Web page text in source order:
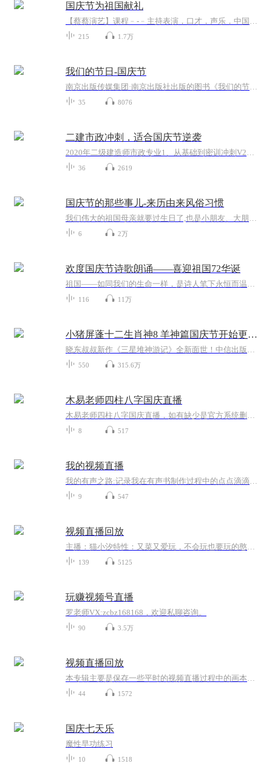
国庆节为祖国献礼
【蔡蔡演艺】课程﹣-﹣主持表演，口才，声乐，中国舞，民族舞。独特的小舞台，专业的录音棚，每一位同学都能成为优秀的小明星。独特的教学模式，轻松上课，快乐学习！知名主持人，舞蹈家，高级教师任职授课！江南总校：河沟街42号三楼 18545856430江北分校...
215 1.7万
我们的节日-国庆节
南京出版传媒集团·南京出版社出版的图书《我们的节日》通过对中国节日文化和节日意义进行深度的挖掘，面向青少年群体构建独具特色的栏目内容，以此丰富春节、元宵节、清明节、端午节、七夕节、中秋节、重阳节等传统节日；六一节、教师节、国庆节等新兴节日的文化内涵和表现形式。促进青少年形成新的节日习俗，提升节日仪式感、认同感。音频作品由金陵朗读者联盟志愿者朗诵，南京音像出版社、金陵图书馆联合制作。
35 8076
二建市政冲刺，适合国庆节逆袭
2020年二级建造师市政专业1、从基础到密训冲刺V2、从精华课程到超压密押V3、0基础同步更新v4、持续更新到2020年考试V5、只要你跟着学让你一次稳拿证V6、渠道超压压题，超压三页纸等独家绝密压题!
36 2619
国庆节的那些事儿-来历由来风俗习惯
我们伟大的祖国母亲就要过生日了,也是小朋友、大朋友们最喜欢的“国庆小长假”或说“黄金周”还有说”国庆7天乐”的，说法真是不一而足。那么“国庆节”是怎么来的？自古以来国庆节怎么庆贺？新中国国庆节的来历，以及新中国国庆节的庆贺方式又有哪些呢？ ...
6 2万
欢度国庆节诗歌朗诵——喜迎祖国72华诞
祖国——如同我们的生命一样，是诗人笔下永恒而温暖的主题。在祖国72周年华诞来临之际，特创建这个诗歌朗诵专辑，诵读经典爱国篇章，和大家一起歌颂祖国，向国庆的献礼！祝愿伟大的祖国繁荣富强，祝愿大家国庆节快乐，度过平安快乐的黄金周假期！
116 11万
小猪屏蓬十二生肖神8 羊神篇国庆节开始更新啦！
晓东叔叔新作《三星堆神游记》全新面世！中信出版社出版！京东当当淘宝均有售！点蓝色字收听——《小猪屏蓬爆笑日记2024》《小猪屏蓬爆笑日记2》《小猪屏蓬爆笑日记1》让你笑得喘不上气！《我进故宫当富翁——小猪屏蓬故宫财商笔记》教你成为大富翁！《小...
550 315.6万
木易老师四柱八字国庆直播
木易老师四柱八字国庆直播，如有缺少是官方系统删除，后期发现会补上，记得收藏关注
8 517
我的视频直播
我的有声之路:记录我在有声书制作过程中的点点滴滴，期望能够对您有借鉴意义!
9 547
视频直播回放
主播：猫小汐特性：又菜又爱玩，不会玩也要玩的憨憨一枚。端游：剑仙情缘三、原神、新倩女幽魂、英雄联盟、CS：GO手游：王者荣耀、和平精英、英雄联盟单机：可直播间留言想让主播试玩什么游戏，端游、手游都可以
139 5125
玩赚视频号直播
罗老师VX:zcbz168168，欢迎私聊咨询。
90 3.5万
视频直播回放
本专辑主要是保存一些平时的视频直播过程中的画本对轨后期，想听歌？随时可以点哦！嘿嘿(◍•ᴗ•◍)
44 1572
国庆七天乐
魔性早功练习
10 1518